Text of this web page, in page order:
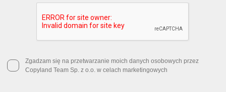
Zgadzam się na przetwarzanie moich danych osobowych przez
Copyland Team Sp. z o.o. w celach marketingowych